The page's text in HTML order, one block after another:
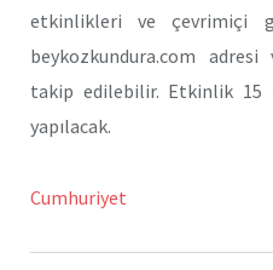
etkinlikleri ve çevrimiçi
beykozkundura.com
takip edilebilir. Etkinlik 15
yapılacak.
Cumhuriyet